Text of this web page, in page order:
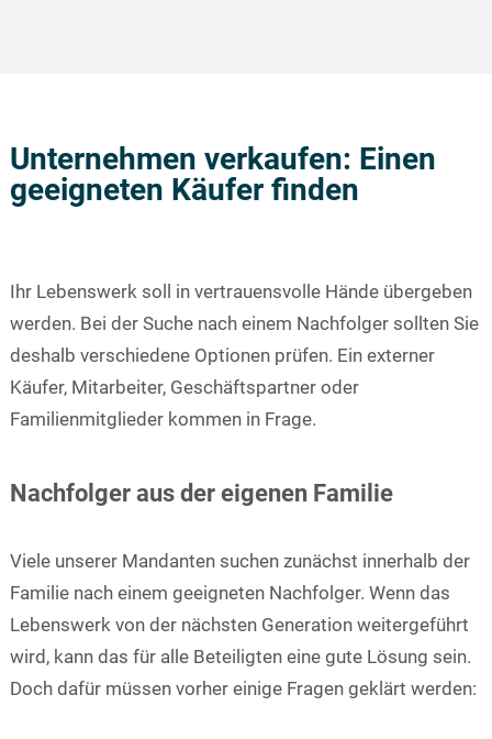
Unternehmen verkaufen: Einen
geeigneten Käufer finden
Ihr Lebenswerk soll in vertrauensvolle Hände übergeben
werden. Bei der Suche nach einem Nachfolger sollten Sie
deshalb verschiedene Optionen prüfen. Ein externer
Käufer, Mitarbeiter, Geschäftspartner oder
Familienmitglieder kommen in Frage.
Nachfolger aus der eigenen Familie
Viele unserer Mandanten suchen zunächst innerhalb der
Familie nach einem geeigneten Nachfolger. Wenn das
Lebenswerk von der nächsten Generation weitergeführt
wird, kann das für alle Beteiligten eine gute Lösung sein.
Doch dafür müssen vorher einige Fragen geklärt werden: